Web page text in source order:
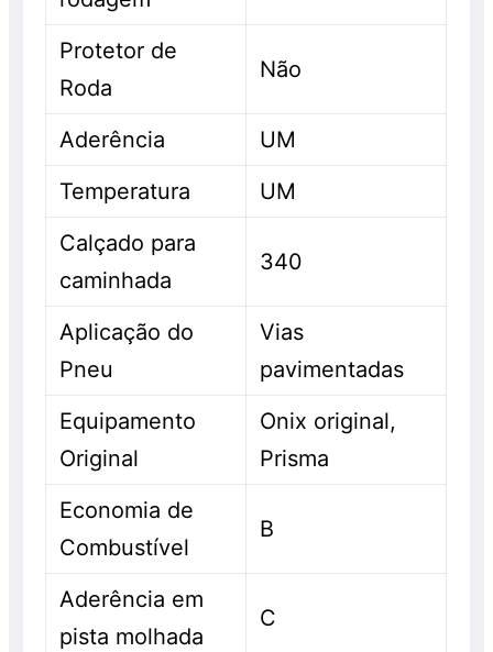
Protetor de
Roda
Não
Aderência
UM
Temperatura
UM
Calçado para
caminhada
340
Aplicação do
Pneu
Vias
pavimentadas
Equipamento
Original
Onix original,
Prisma
Economia de
Combustível
B
Aderência em
pista molhada
C